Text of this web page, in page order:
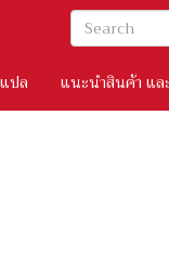
ปล แนะนำสินค้า แล